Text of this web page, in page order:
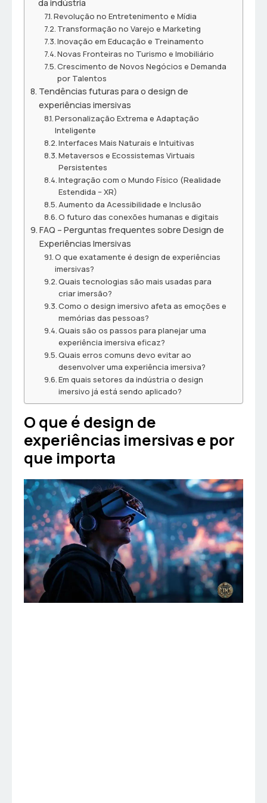
da indústria
Revolução no Entretenimento e Mídia
Transformação no Varejo e Marketing
Inovação em Educação e Treinamento
Novas Fronteiras no Turismo e Imobiliário
Crescimento de Novos Negócios e Demanda
por Talentos
Tendências futuras para o design de
experiências imersivas
Personalização Extrema e Adaptação
Inteligente
Interfaces Mais Naturais e Intuitivas
Metaversos e Ecossistemas Virtuais
Persistentes
Integração com o Mundo Físico (Realidade
Estendida – XR)
Aumento da Acessibilidade e Inclusão
O futuro das conexões humanas e digitais
FAQ – Perguntas frequentes sobre Design de
Experiências Imersivas
O que exatamente é design de experiências
imersivas?
Quais tecnologias são mais usadas para
criar imersão?
Como o design imersivo afeta as emoções e
memórias das pessoas?
Quais são os passos para planejar uma
experiência imersiva eficaz?
Quais erros comuns devo evitar ao
desenvolver uma experiência imersiva?
Em quais setores da indústria o design
imersivo já está sendo aplicado?
O que é design de
experiências imersivas e por
que importa